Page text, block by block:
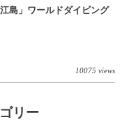
島」ワールドダイビング
10075 views
リー